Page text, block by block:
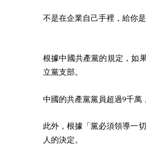
不是在企業自己手裡，給你
根據中國共產黨的規定，如
立黨支部。
中國的共產黨黨員超過9千萬
此外，根據「黨必須領導一
人的決定。